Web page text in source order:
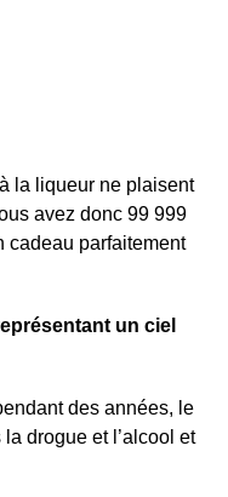
la liqueur ne plaisent
avez donc 99 999
cadeau parfaitement
un ciel
des années, le
drogue et l’alcool et